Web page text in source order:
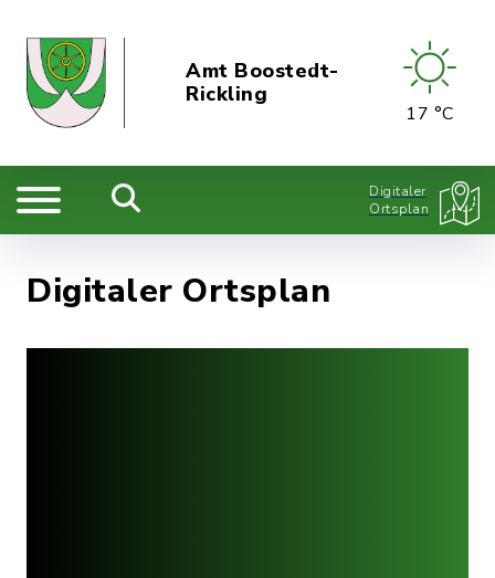
Amt Boostedt-
Rickling
17 °C
Digitaler
Ortsplan
Digitaler Ortsplan